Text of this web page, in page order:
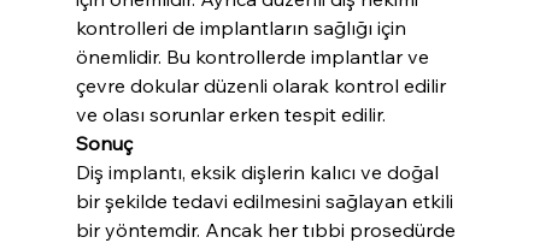
kontrolleri de implantların sağlığı için
önemlidir. Bu kontrollerde implantlar ve
çevre dokular düzenli olarak kontrol edilir
ve olası sorunlar erken tespit edilir.
Sonuç
Diş implantı, eksik dişlerin kalıcı ve doğal
bir şekilde tedavi edilmesini sağlayan etkili
bir yöntemdir. Ancak her tıbbi prosedürde